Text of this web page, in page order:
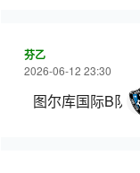
芬乙
2026-06-12 23:30
图尔库国际B队